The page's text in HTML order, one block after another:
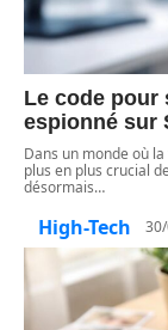
Le code pour
espionné sur
Dans un monde où
plus en plus crucial
désormais…
High-Tech